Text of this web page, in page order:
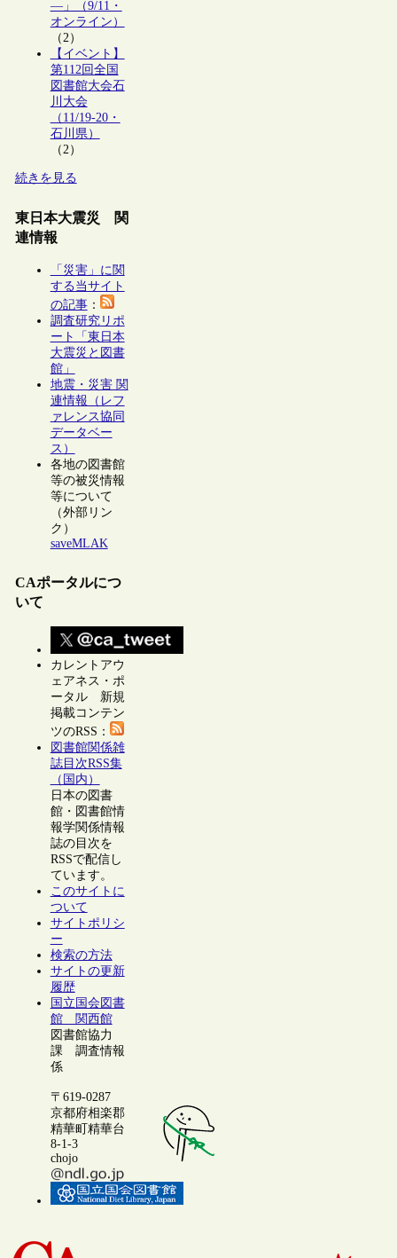
―」（9/11・
オンライン）
（2）
【イベント】
第112回全国
図書館大会石
川大会
（11/19-20・
石川県）
（2）
続きを見る
東日本大震災 関
連情報
「災害」に関
する当サイト
の記事：
調査研究リポ
ート「東日本
大震災と図書
館」
地震・災害 関
連情報（レフ
ァレンス協同
データベー
ス）
各地の図書館
等の被災情報
等について
（外部リン
ク）
saveMLAK
CAポータルにつ
いて
カレントアウ
ェアネス・ポ
ータル 新規
掲載コンテン
ツのRSS：
図書館関係雑
誌目次RSS集
（国内）
日本の図書
館・図書館情
報学関係情報
誌の目次を
RSSで配信し
ています。
このサイトに
ついて
サイトポリシ
ー
検索の方法
サイトの更新
履歴
国立国会図書
館 関西館
図書館協力
課 調査情報
係
〒619-0287
京都府相楽郡
精華町精華台
8-1-3
chojo